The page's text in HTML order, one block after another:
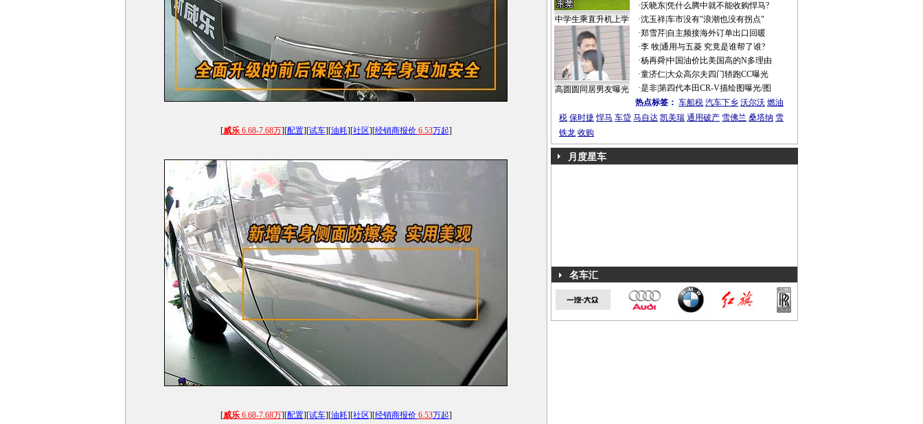
[威乐6.68-7.68万][配置][试车][油耗][社区][经销商报价 6.53万起]
[威乐6.68-7.68万][配置][试车][油耗][社区][经销商报价 6.53万起]
中学生乘直升机上学
高圆圆同居男友曝光
·沃晓东|凭什么腾中就不能收购悍马?
·沈玉祥|车市没有"浪潮也没有拐点"
·郑雪芹| 自主频接海外订单出口回暖
·李 牧|通用与五菱 究竟是谁帮了谁?
·杨再舜|中国油价比美国高的N多理由
·童济仁|大众高尔夫四门轿跑CC曝光
·是非|第四代本田CR-V描绘图曝光/图
热点标签： 车船税 汽车下乡 沃尔沃 燃油
税 保时捷 悍马 车贷 马自达 凯美瑞 通用破产 雪佛兰 桑塔纳 雪
铁龙 收购
月度星车
名车汇